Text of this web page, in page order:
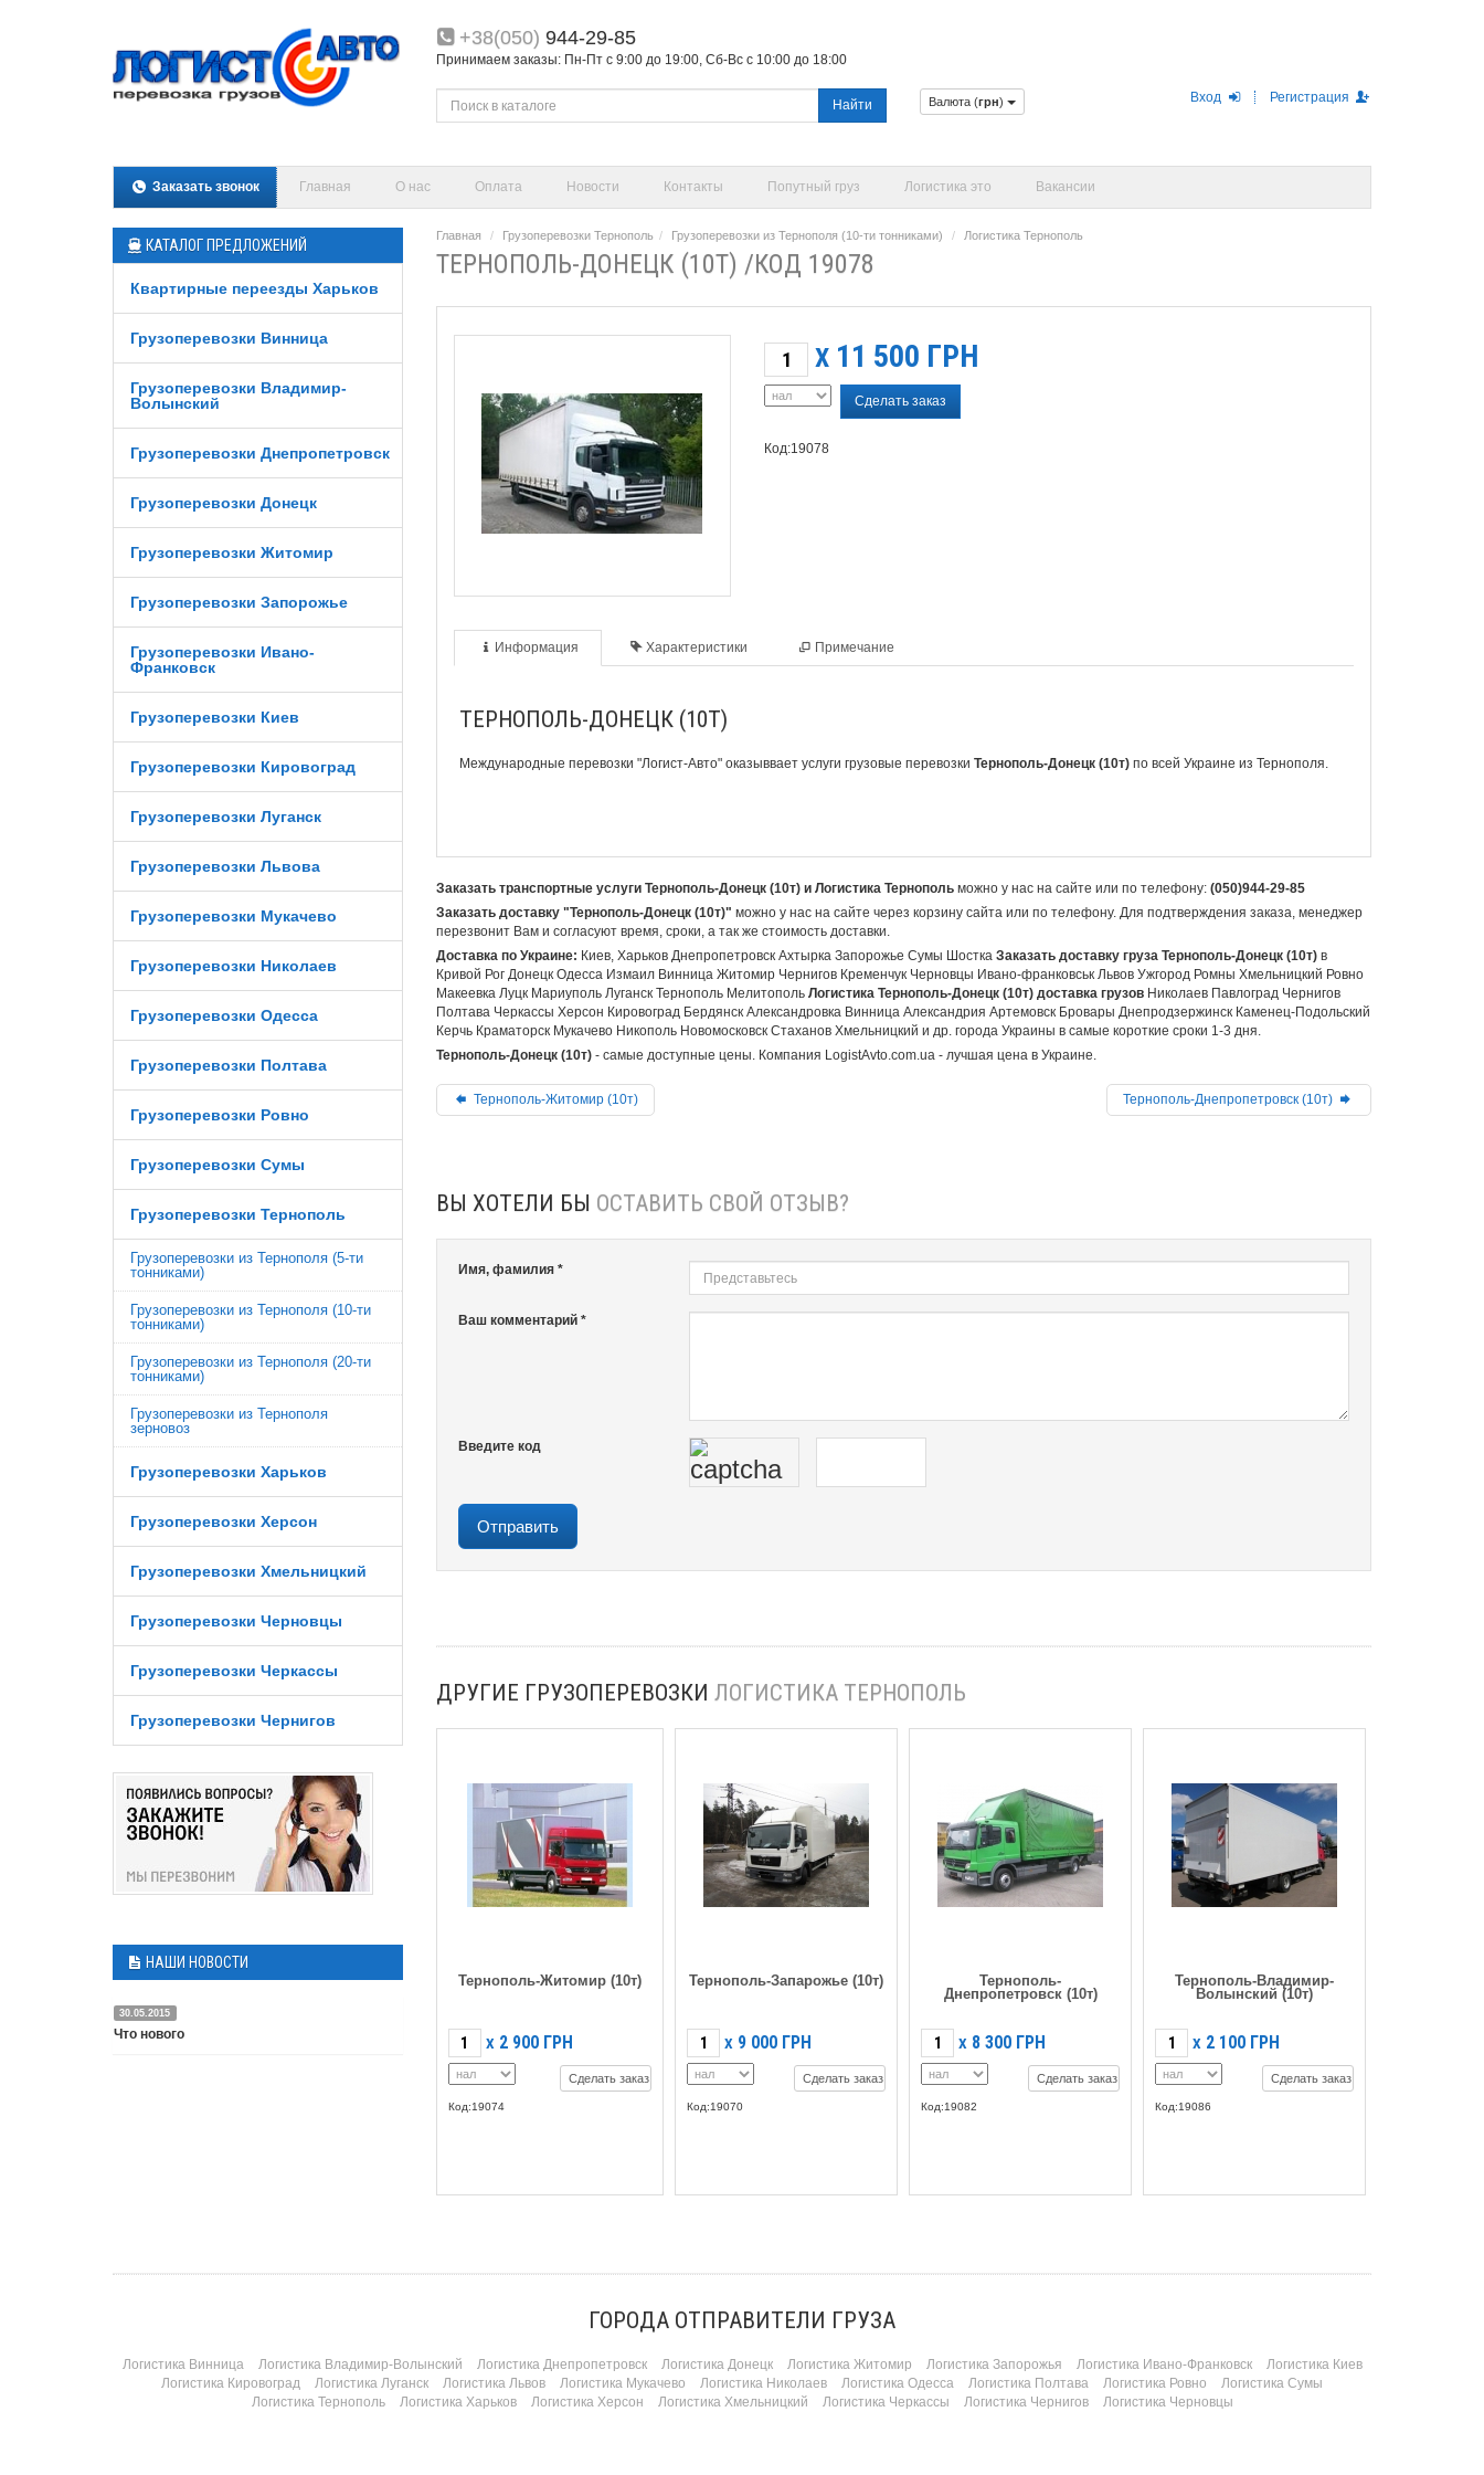
+38(050) 944-29-85
Принимаем заказы: Пн-Пт с 9:00 до 19:00, Сб-Вс с 10:00 до 18:00
Найти Вход Регистрация
Валюта (грн)
Заказать звонок Главная О нас Оплата Новости Контакты Попутный груз Логистика это Вакансии
КАТАЛОГ ПРЕДЛОЖЕНИЙ
Квартирные переезды Харьков
Грузоперевозки Винница
Грузоперевозки Владимир-
Волынский
Грузоперевозки Днепропетровск
Грузоперевозки Донецк
Грузоперевозки Житомир
Грузоперевозки Запорожье
Грузоперевозки Ивано-
Франковск
Грузоперевозки Киев
Грузоперевозки Кировоград
Грузоперевозки Луганск
Грузоперевозки Львова
Грузоперевозки Мукачево
Грузоперевозки Николаев
Грузоперевозки Одесса
Грузоперевозки Полтава
Грузоперевозки Ровно
Грузоперевозки Сумы
Грузоперевозки Тернополь
Грузоперевозки из Тернополя (5-ти
тонниками)
Грузоперевозки из Тернополя (10-ти
тонниками)
Грузоперевозки из Тернополя (20-ти
тонниками)
Грузоперевозки из Тернополя
зерновоз
Грузоперевозки Харьков
Грузоперевозки Херсон
Грузоперевозки Хмельницкий
Грузоперевозки Черновцы
Грузоперевозки Черкассы
Грузоперевозки Чернигов
НАШИ НОВОСТИ
30.05.2015
Что нового
Главная Грузоперевозки Тернополь Грузоперевозки из Тернополя (10-ти тонниками) Логистика Тернополь
ТЕРНОПОЛЬ-ДОНЕЦК (10Т) /КОД 19078
X 11 500 ГРН
Сделать заказ
Код:19078
Информация Характеристики Примечание
ТЕРНОПОЛЬ-ДОНЕЦК (10Т)
Международные перевозки "Логист-Авто" оказыввает услуги грузовые перевозки Тернополь-Донецк (10т)по всей Украине из Тернополя.
Заказать транспортные услуги Тернополь-Донецк (10т) и Логистика Тернопольможно у нас на сайте или по телефону: (050)944-29-85
Заказать доставку "Тернополь-Донецк (10т)" можно у нас на сайте через корзину сайта или по телефону. Для подтверждения заказа, менеджер
перезвонит Вам и согласуют время, сроки, а так же стоимость доставки.
Доставка по Украине: Киев, Харьков Днепропетровск Ахтырка Запорожье Сумы Шостка Заказать доставку груза Тернополь-Донецк (10т)в
Кривой Рог Донецк Одесса Измаил Винница Житомир Чернигов Кременчук Черновцы Ивано-франковськ Львов Ужгород Ромны Хмельницкий Ровно
Макеевка Луцк Мариуполь Луганск Тернополь Мелитополь Логистика Тернополь-Донецк (10т) доставка грузовНиколаев Павлоград Чернигов
Полтава Черкассы Херсон Кировоград Бердянск Александровка Винница Александрия Артемовск Бровары Днепродзержинск Каменец-Подольский
Керчь Краматорск Мукачево Никополь Новомосковск Стаханов Хмельницкий и др. города Украины в самые короткие сроки 1-3 дня.
Тернополь-Донецк (10т)- самые доступные цены. Компания LogistAvto.com.ua - лучшая цена в Украине.
Тернополь-Житомир (10т) Тернополь-Днепропетровск (10т)
ВЫ ХОТЕЛИ БЫ ОСТАВИТЬ СВОЙ ОТЗЫВ?
Имя, фамилия *
Ваш комментарий *
Введите код
ДРУГИЕ ГРУЗОПЕРЕВОЗКИ ЛОГИСТИКА ТЕРНОПОЛЬ
Тернополь-Житомир (10т)
X 2 900 ГРН
Сделать заказ
Код:19074
Тернополь-Запарожье (10т)
X 9 000 ГРН
Сделать заказ
Код:19070
Тернополь-
Днепропетровск (10т)
X 8 300 ГРН
Сделать заказ
Код:19082
Тернополь-Владимир-
Волынский (10т)
X 2 100 ГРН
Сделать заказ
Код:19086
ГОРОДА ОТПРАВИТЕЛИ ГРУЗА
Логистика Винница Логистика Владимир-Волынский Логистика Днепропетровск Логистика Донецк Логистика Житомир Логистика Запорожья Логистика Ивано-Франковск
Логистика Киев
Логистика Кировоград
Логистика Луганск Логистика Львов Логистика Мукачево Логистика Николаев Логистика Одесса Логистика Полтава Логистика Ровно
Логистика Сумы
Логистика Тернополь
Логистика Харьков Логистика Херсон Логистика Хмельницкий Логистика Черкассы Логистика Чернигов Логистика Черновцы